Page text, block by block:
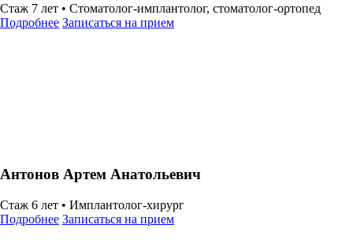
Стаж 7 лет • Стоматолог-имплантолог, стоматолог-ортопед
Подробнее Записаться на прием
Антонов Артем Анатольевич
Стаж 6 лет • Имплантолог-хирург
Подробнее Записаться на прием